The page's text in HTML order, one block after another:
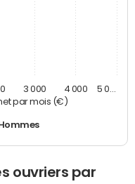
par mois (€)
3 000 4 000 5 0…
ouvriers par